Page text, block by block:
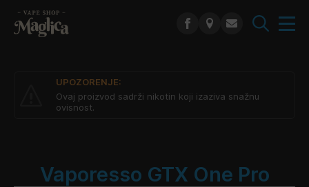
UPOZORENJE:
Ovaj proizvod sadrži nikotin koji izaziva snažnu
ovisnost.
Vaporesso GTX One Pro